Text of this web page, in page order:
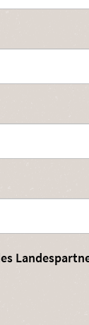
Mitgliedschaft des